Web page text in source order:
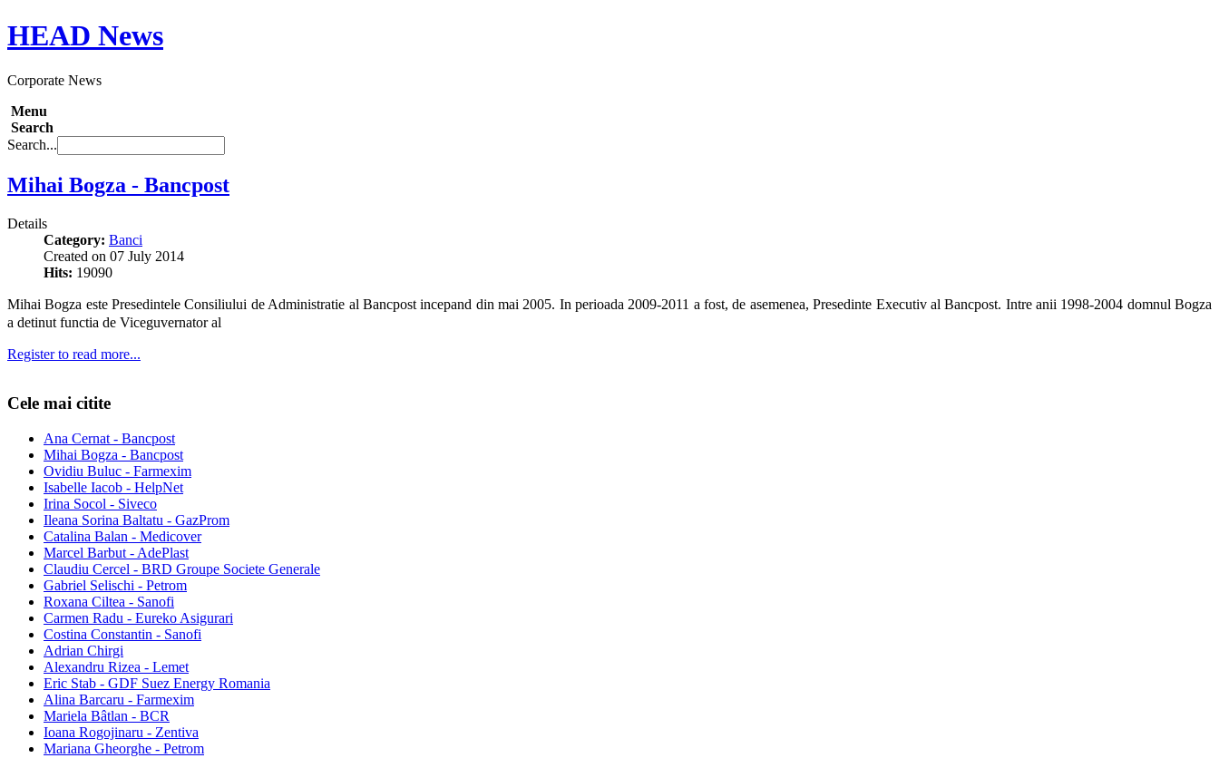
HEAD News
Corporate News
Menu
Search
Search...
Mihai Bogza - Bancpost
Details
Category: Banci
Created on 07 July 2014
Hits: 19090
Mihai Bogza este Presedintele Consiliului de Administratie al Bancpost incepand din mai 2005. In perioada 2009-2011 a fost, de asemenea, Presedinte Executiv al Bancpost. Intre anii 1998-2004 domnul Bogza
a detinut functia de Viceguvernator al
Register to read more...
Cele mai citite
Ana Cernat - Bancpost
Mihai Bogza - Bancpost
Ovidiu Buluc - Farmexim
Isabelle Iacob - HelpNet
Irina Socol - Siveco
Ileana Sorina Baltatu - GazProm
Catalina Balan - Medicover
Marcel Barbut - AdePlast
Claudiu Cercel - BRD Groupe Societe Generale
Gabriel Selischi - Petrom
Roxana Ciltea - Sanofi
Carmen Radu - Eureko Asigurari
Costina Constantin - Sanofi
Adrian Chirgi
Alexandru Rizea - Lemet
Eric Stab - GDF Suez Energy Romania
Alina Barcaru - Farmexim
Mariela Bâtlan - BCR
Ioana Rogojinaru - Zentiva
Mariana Gheorghe - Petrom